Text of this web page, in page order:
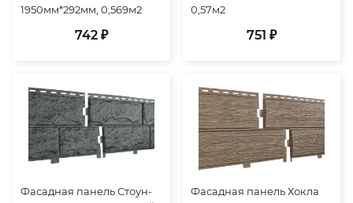
1950мм*292мм, 0,569м2
742 ₽
0,57м2
751 ₽
Фасадная панель Стоун-
Фасадная панель Хокла